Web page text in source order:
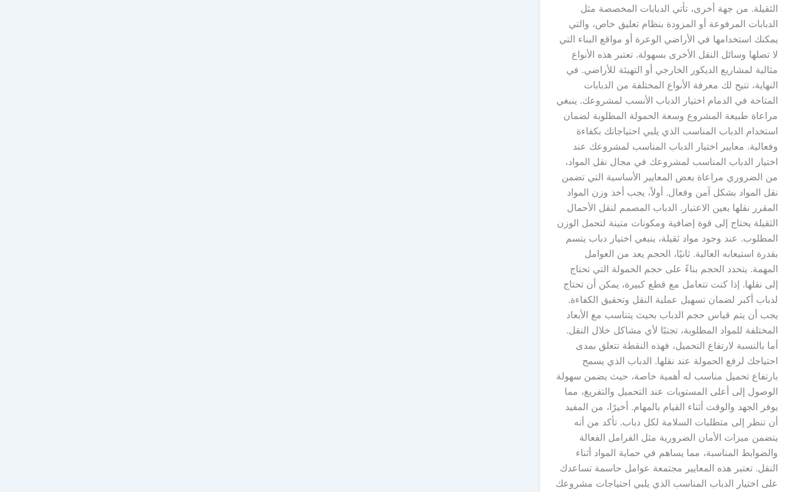
الثقيلة. من جهة أخرى، تأتي الدبابات المخصصة مثل
الدبابات المرفوعة أو المزودة بنظام تعليق خاص، والتي
يمكنك استخدامها في الأراضي الوعرة أو مواقع البناء التي
لا تصلها وسائل النقل الأخرى بسهولة. تعتبر هذه الأنواع
مثالية لمشاريع الديكور الخارجي أو التهيئة للأراضي. في
النهاية، تتيح لك معرفة الأنواع المختلفة من الدبابات
المتاحة في الدمام اختيار الدباب الأنسب لمشروعك. ينبغي
مراعاة طبيعة المشروع وسعة الحمولة المطلوبة لضمان
استخدام الدباب المناسب الذي يلبي احتياجاتك بكفاءة
وفعالية. معايير اختيار الدباب المناسب لمشروعك عند
اختيار الدباب المناسب لمشروعك في مجال نقل المواد،
من الضروري مراعاة بعض المعايير الأساسية التي تضمن
نقل المواد بشكل آمن وفعال. أولاً، يجب أخذ وزن المواد
المقرر نقلها بعين الاعتبار. الدباب المصمم لنقل الأحمال
الثقيلة يحتاج إلى قوة إضافية ومكونات متينة لتحمل الوزن
المطلوب. عند وجود مواد ثقيلة، ينبغي اختيار دباب يتسم
بقدرة استيعابه العالية. ثانيًا، الحجم يعد من العوامل
المهمة. يتحدد الحجم بناءً على حجم الحمولة التي تحتاج
إلى نقلها. إذا كنت تتعامل مع قطع كبيرة، يمكن أن تحتاج
لدباب أكبر لضمان تسهيل عملية النقل وتحقيق الكفاءة.
يجب أن يتم قياس حجم الدباب بحيث يتناسب مع الأبعاد
المختلفة للمواد المطلوبة، تجنبًا لأي مشاكل خلال النقل.
أما بالنسبة لارتفاع التحميل، فهذه النقطة تتعلق بمدى
احتياجك لرفع الحمولة عند نقلها. الدباب الذي يسمح
بارتفاع تحميل مناسب له أهمية خاصة، حيث يضمن سهولة
الوصول إلى أعلى المستويات عند التحميل والتفريغ، مما
يوفر الجهد والوقت أثناء القيام بالمهام. أخيرًا، من المفيد
أن تنظر إلى متطلبات السلامة لكل دباب. تأكد من أنه
يتضمن ميزات الأمان الضرورية مثل الفرامل الفعالة
والضوابط المناسبة، مما يساهم في حماية المواد أثناء
النقل. تعتبر هذه المعايير مجتمعة عوامل حاسمة تساعدك
على اختيار الدباب المناسب الذي يلبي احتياجات مشروعك